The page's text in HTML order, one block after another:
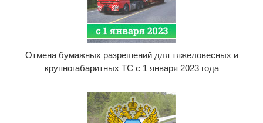
Отмена бумажных разрешений для тяжеловесных и
крупногабаритных ТС с 1 января 2023 года